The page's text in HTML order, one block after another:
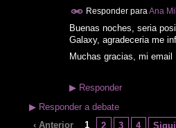
Responder paraAna
Buenas noches, seria
Galaxy, agradeceria me
Muchas gracias, mi
▶Responder
▶Responder a debate
‹ Anterior
1 2 3 4